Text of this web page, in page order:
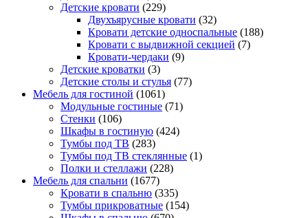
Детские кровати (229)
Двухъярусные кровати (32)
Кровати детские односпальные (188)
Кровати с выдвижной секцией (7)
Кровати-чердаки (9)
Детские кроватки (3)
Детские столы и стулья (77)
Мебель для гостиной (1061)
Модульные гостиные (71)
Стенки (106)
Шкафы в гостиную (424)
Тумбы под ТВ (283)
Тумбы под ТВ стеклянные (1)
Полки и стеллажи (228)
Мебель для спальни (1677)
Кровати в спальню (335)
Тумбы прикроватные (154)